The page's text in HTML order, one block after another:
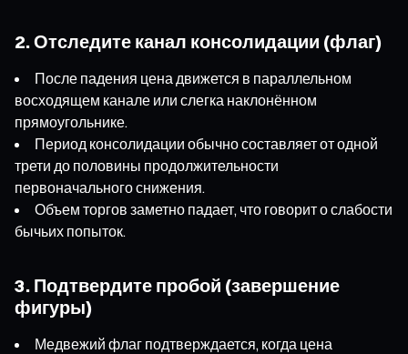
2. Отследите канал консолидации (флаг)
После падения цена движется в параллельном
восходящем канале или слегка наклонённом
прямоугольнике.
Период консолидации обычно составляет от одной
трети до половины продолжительности
первоначального снижения.
Объем торгов заметно падает, что говорит о слабости
бычьих попыток.
3. Подтвердите пробой (завершение
фигуры)
Медвежий флаг подтверждается, когда цена